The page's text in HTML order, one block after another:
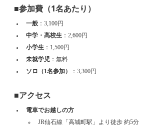
■参加費（1名あたり）
一般 ：3,100円
中学・高校生 ：2,600円
小学生 ：1,500円
未就学児 ：無料
ソロ（1名参加）
：3,300円
■アクセス
電車でお越しの方
JR仙石線「高城町駅」より徒歩 約5分